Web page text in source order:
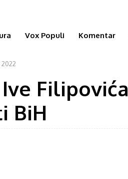
Vox Populi Komentar
BiH